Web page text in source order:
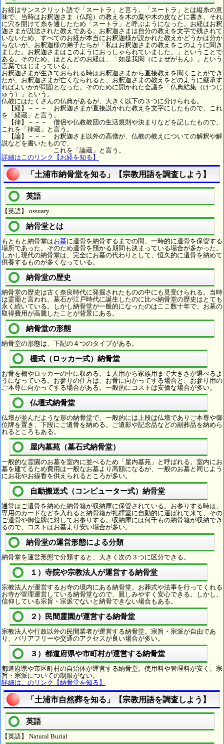
お経はサンスクリット語で「スートラ」と言う。「スートラ」とは縦糸の意
味で、当時はお釈迦さま（仏陀）の教えを木の葉や木の皮などに書き、それ
に穴を開けて糸を通したため「スートラ」と呼ぶようになった。お経はお釈
迦さまが説法された教えである。お釈迦さまは自分の教えを文字で残されて
いないため、すべてのお経が本当にお釈迦様が説かれた教えかどうかは分か
らないが、お釈迦様の弟子たちが「私はお釈迦さまの教えをこのように聞き
ました。お釈迦さまはこのようにおっしゃられていました。」ということで
ある。そのため、ほとんどのお経は、「如是我聞（にょぜがもん）」という
言葉ではじまっている。
お釈迦さまが生きておられる時はお釈迦さまから直接教えを聞くことができ
たが、お釈迦さまが亡くなられると、お釈迦さまの教えをどのように継承す
ればよいかが問題となった。そのために開かれた会議を「仏典結集（けつじ
ゅう）」という。
仏教にはたくさんの仏典があるが、大きく以下の３つに分けられる。
【経】－－－ お釈迦さまが直接説かれた教えを文字にしたもので、これ
を「経蔵」と言う。
【律】－－－ 僧侶や仏教教団の生活規則や決まりなどを記したもので、
これを「律蔵」と言う。
【論】－－－ お釈迦さま以外の高僧が、仏教の教えについての解釈や解
説などを書いたもので、
これを「論蔵」と言う。
詳細はこのリンク【お経を知る】
「土浦市納骨堂を知る」【宗教用語を調査しよう】
英語
【英語】 ossuary
納骨堂とは
もともと納骨堂はお墓に遺骨を納骨するまでの間、一時的に遺骨を保管する
場所であった。そのため遺骨を預かる期間も決まっている場合が多かった。
しかし現代の納骨堂は、完全にお墓の代わりとして、恒久的に遺骨を納めて
供養するものが多くなっている。
納骨堂の歴史
納骨堂の歴史は古く奈良時代に発掘されたものの中にも見受けられる。当時
は霊廟と言われ、墓石が江戸時代に誕生したのに比べ納骨堂の歴史はとても
永く続いている。しかし納骨堂が一般的になったのはここ数十年で、お墓の
取得費用が高騰したことが背景にある。
納骨堂の形態
納骨堂の形態は、下記の４つのタイプがある。
棚式（ロッカー式）納骨堂
お骨を棚やロッカーの中に収める。１人用から家族用まで大きさが選べるよ
うになっている。お参りの仕方は、お骨に向かってする場合と、お参り用の
ご本尊に向かってする場合がある。一般的にコストは安価な場合が多い。
仏壇式納骨堂
仏壇が並んだような形の納骨堂で、一般的には上段は仏壇でありご本尊や御
位牌を置き、下段にご遺骨を納める。ご遺影や記念品などの副葬品を納めら
れるところもある。
屋内墓苑（墓石式納骨堂）
一般的な霊園のお墓を室内に並べるため「屋内墓苑」と呼ばれる。室内にお
墓を建てるため費用は一般なお墓より高額になるが、一般のお墓と同じよう
にお花やお線香を供えられるところが多い。
自動搬送式（コンピューター式）納骨堂
通常はご遺骨を納めた納骨箱が収納庫に保管されている。お参りする時は、
専用のカードなどを入れると納骨箱が礼拝室に自動的に運ばれて来て、その
ご遺骨や御位牌に対してお参りする。収納庫には何千もの納骨箱が収納でき
るので、コストはお墓より安い場合が多い。
納骨堂の運営形態による分類
納骨堂を運営形態で分類すると、大きく次の３つに区分できる。
１）寺院や宗教法人が運営する納骨堂
宗教法人が運営するお寺の境内にある納骨堂。お葬式や法事を行ってくれる
お寺が管理運営している納骨堂なので、親しみやすく安心できる。しかし、
信仰している宗旨・宗派でないと納骨できない場合もある。
２）民間霊園が運営する納骨堂
宗教法人や行政以外の民間業者が運営する納骨堂。宗旨・宗派が自由であ
り、バリアフリーや交通のアクセスが良い場合が多い。
３）都道府県や市町村が運営する納骨堂
都道府県や市区町村の自治体が運営する納骨堂。使用料や管理料が安く、宗
旨・宗派についての制限がない。
詳細はこのリンク【納骨堂を知る】
「土浦市自然葬を知る」【宗教用語を調査しよう】
英語
【英語】 Natural Burial